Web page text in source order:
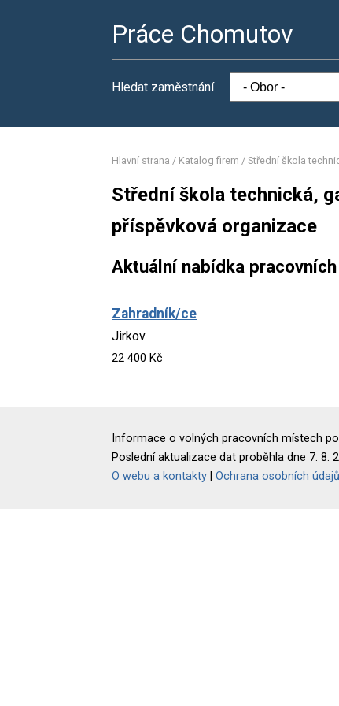
Práce Chomutov
Hledat zaměstnání
Hlavní strana / Katalog firem / Střední škola
Střední škola technická,
příspěvková organizace
Aktuální nabídka
Zahradník/ce
Jirkov
22 400 Kč
Informace o volných pracovních místech
Poslední aktualizace dat proběhla dne 7. 8.
O webu a kontakty
Ochrana osobních údajů